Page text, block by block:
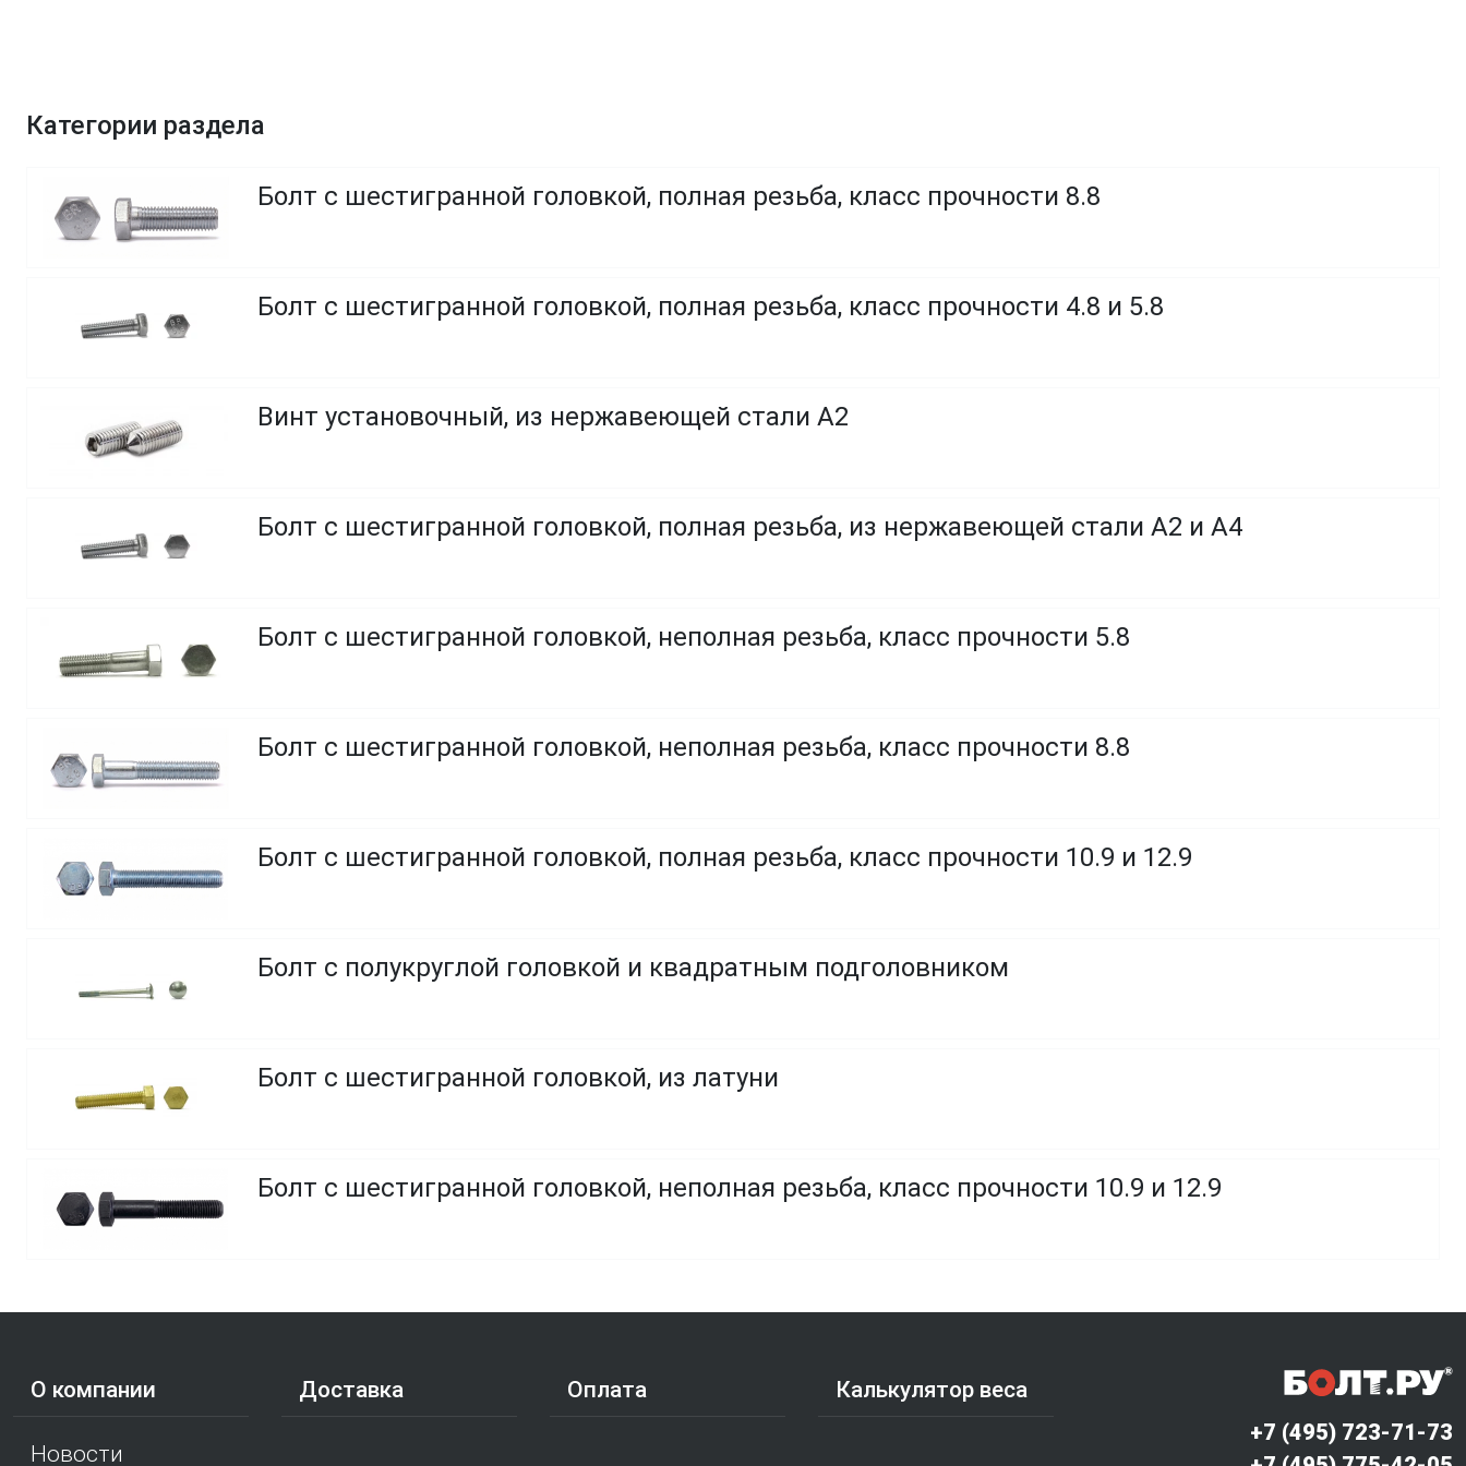
Категории раздела
Болт с шестигранной головкой, полная резьба, класс прочности 8.8
Болт с шестигранной головкой, полная резьба, класс прочности 4.8 и 5.8
Винт установочный, из нержавеющей стали A2
Болт с шестигранной головкой, полная резьба, из нержавеющей стали A2 и A4
Болт с шестигранной головкой, неполная резьба, класс прочности 5.8
Болт с шестигранной головкой, неполная резьба, класс прочности 8.8
Болт с шестигранной головкой, полная резьба, класс прочности 10.9 и 12.9
Болт с полукруглой головкой и квадратным подголовником
Болт с шестигранной головкой, из латуни
Болт с шестигранной головкой, неполная резьба, класс прочности 10.9 и 12.9
О компании
Новости
Доставка Оплата
Калькулятор веса
+7 (495) 723-71-73